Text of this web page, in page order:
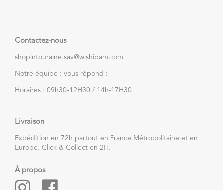
Contactez-nous
shopintouraine.sav@wishibam.com
Notre équipe : vous répond :
Horaires : 09h30-12H30 / 14h-17H30
Livraison
Expédition en 72h partout en France Métropolitaine et en
Europe. Click & Collect en 2H.
À propos